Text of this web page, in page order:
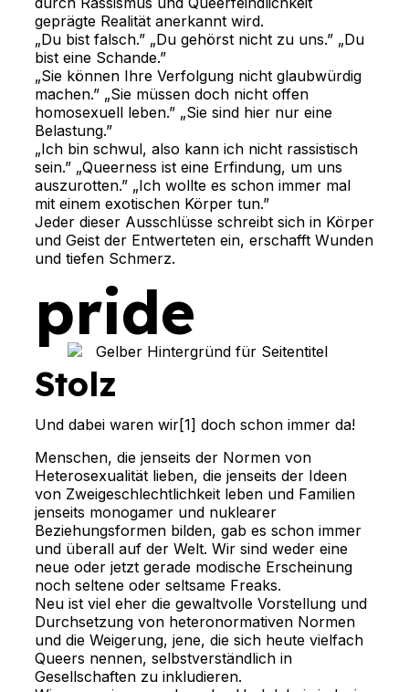
geprägte Realität anerkannt wird.
„Du bist falsch.” „Du gehörst nicht zu uns.” „Du
bist eine Schande.”
„Sie können Ihre Verfolgung nicht glaubwürdig
machen.” „Sie müssen doch nicht offen
homosexuell leben.” „Sie sind hier nur eine
Belastung.”
„Ich bin schwul, also kann ich nicht rassistisch
sein.” „Queerness ist eine Erfindung, um uns
auszurotten.” „Ich wollte es schon immer mal
mit einem exotischen Körper tun.”
Jeder dieser Ausschlüsse schreibt sich in Körper
und Geist der Entwerteten ein, erschafft Wunden
und tiefen Schmerz.
pride
Stolz
Und dabei waren wir[1] doch schon immer da!
Menschen, die jenseits der Normen von
Heterosexualität lieben, die jenseits der Ideen
von Zweigeschlechtlichkeit leben und Familien
jenseits monogamer und nuklearer
Beziehungsformen bilden, gab es schon immer
und überall auf der Welt. Wir sind weder eine
neue oder jetzt gerade modische Erscheinung
noch seltene oder seltsame Freaks.
Neu ist viel eher die gewaltvolle Vorstellung und
Durchsetzung von heteronormativen Normen
und die Weigerung, jene, die sich heute vielfach
Queers nennen, selbstverständlich in
Gesellschaften zu inkludieren.